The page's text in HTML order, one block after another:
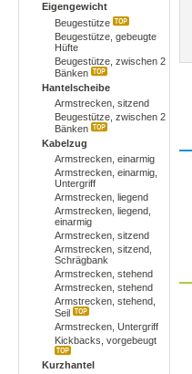
Eigengewicht
Beugestütze
Beugestütze, gebeugte
Hüfte
Beugestütze, zwischen 2
Bänken
Hantelscheibe
Armstrecken, sitzend
Beugestütze, zwischen 2
Bänken
Kabelzug
Armstrecken, einarmig
Armstrecken, einarmig,
Untergriff
Armstrecken, liegend
Armstrecken, liegend,
einarmig
Armstrecken, sitzend
Armstrecken, sitzend,
Schrägbank
Armstrecken, stehend
Armstrecken, stehend
Armstrecken, stehend,
Seil
Armstrecken, Untergriff
Kickbacks, vorgebeugt
Kurzhantel